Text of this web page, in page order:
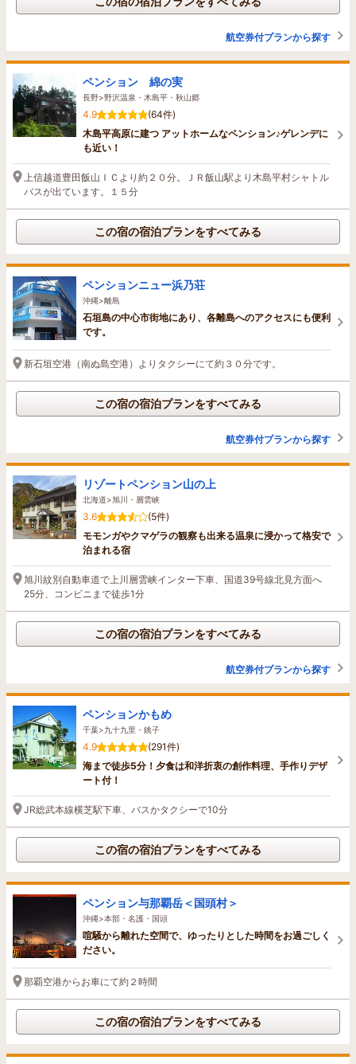
航空券付プランから探す
ペンション 綿の実
長野>野沢温泉・木島平・秋山郷
4.9
(64件)
木島平高原に建つ アットホームなペンション♪ゲレンデに
も近い！
上信越道豊田飯山ＩＣより約２０分。ＪＲ飯山駅より木島平村シャトル
バスが出ています。１５分
この宿の宿泊プランをすべてみる
ペンションニュー浜乃荘
沖縄>離島
石垣島の中心市街地にあり、各離島へのアクセスにも便利
です。
新石垣空港（南ぬ島空港）よりタクシーにて約３０分です。
この宿の宿泊プランをすべてみる
航空券付プランから探す
リゾートペンション山の上
北海道>旭川・層雲峡
3.6
(5件)
モモンガやクマゲラの観察も出来る温泉に浸かって格安で
泊まれる宿
旭川紋別自動車道で上川層雲峡インター下車、国道39号線北見方面へ
25分、コンビニまで徒歩1分
この宿の宿泊プランをすべてみる
航空券付プランから探す
ペンションかもめ
千葉>九十九里・銚子
4.9
(291件)
海まで徒歩5分！夕食は和洋折衷の創作料理、手作りデザ
ート付！
JR総武本線横芝駅下車、バスかタクシーで10分
この宿の宿泊プランをすべてみる
ペンション与那覇岳＜国頭村＞
沖縄>本部・名護・国頭
喧騒から離れた空間で、ゆったりとした時間をお過ごしく
ださい。
那覇空港からお車にて約２時間
この宿の宿泊プランをすべてみる